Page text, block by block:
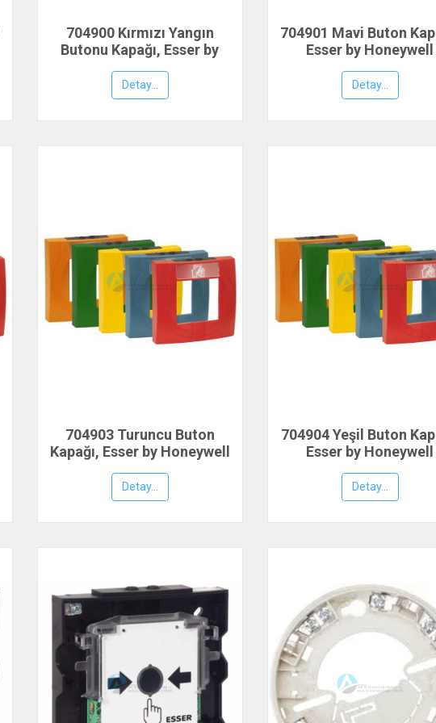
704900 Kırmızı Yangın
Butonu Kapağı, Esser by
Detay...
704901 Mavi Buton
Esser by Honeywell
Detay...
704903 Turuncu Buton
Kapağı, Esser by Honeywell
Detay...
704904 Yeşil Buton
Esser by Honeywell
Detay...